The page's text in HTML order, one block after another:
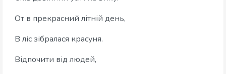
От в прекрасний літній день,
В ліс зібралася красуня.
Відпочити від людей,